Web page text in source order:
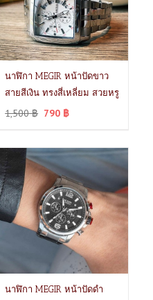
นาฬิกา MEGIR หน้าปัดขาว
สายสีเงิน ทรงสี่เหลี่ยม สวยหรู
1,500฿ 790 ฿
นาฬิกา MEGIR หน้าปัดดำ